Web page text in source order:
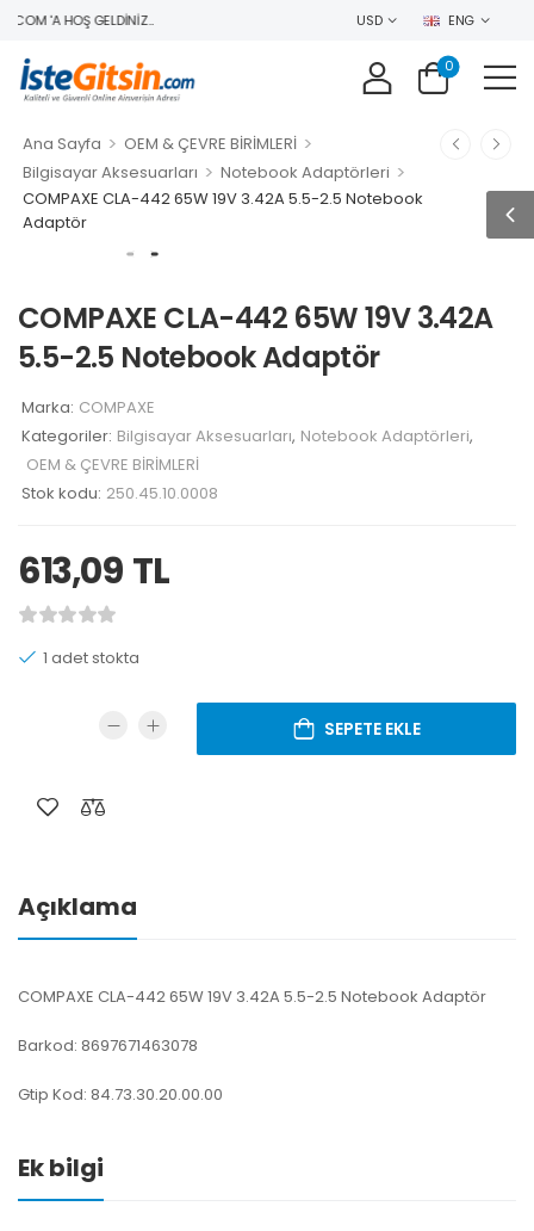
'A HOŞ GELDINIZ.. USD ENG
0
Ana Sayfa > OEM & ÇEVRE BİRİMLERİ >
Bilgisayar Aksesuarları > Notebook Adaptörleri >
COMPAXE CLA-442 65W 19V 3.42A 5.5-2.5 Notebook
Adaptör
COMPAXE CLA-442 65W 19V 3.42A
5.5-2.5 Notebook Adaptör
Marka: COMPAXE
Kategoriler: Bilgisayar Aksesuarları, Notebook Adaptörleri,
OEM & ÇEVRE BİRİMLERİ
Stok kodu: 250.45.10.0008
613,09 TL
1 adet stokta
SEPETE EKLE
Açıklama
COMPAXE CLA-442 65W 19V 3.42A 5.5-2.5 Notebook Adaptör
Barkod: 8697671463078
Gtip Kod: 84.73.30.20.00.00
Ek bilgi